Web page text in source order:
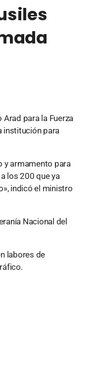
para la Fuerza
institución para
y armamento para
los 200 que ya
indicó el ministro
Nacional del
labores de